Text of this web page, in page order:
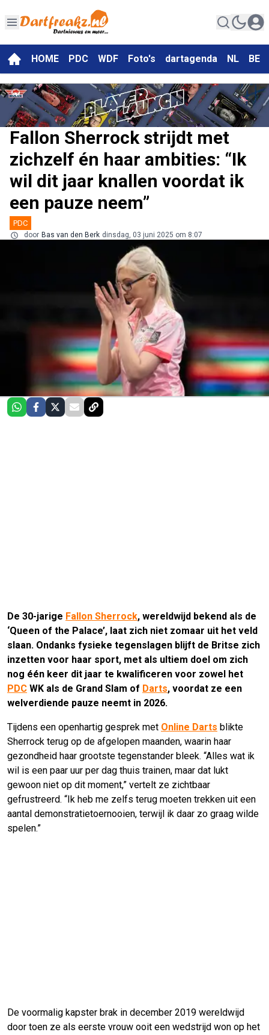
HOME PDC WDF Foto's dartagenda NL BE
Fallon Sherrock strijdt met
zichzelf én haar ambities: “Ik
wil dit jaar knallen voordat ik
een pauze neem”
PDC
door Bas van den Berk dinsdag, 03 juni 2025 om 8:07
De 30-jarige Fallon Sherrock, wereldwijd bekend als de
‘Queen of the Palace’, laat zich niet zomaar uit het veld
slaan. Ondanks fysieke tegenslagen blijft de Britse zich
inzetten voor haar sport, met als ultiem doel om zich
nog één keer dit jaar te kwalificeren voor zowel het
PDC WK als de Grand Slam of Darts, voordat ze een
welverdiende pauze neemt in 2026.
Tijdens een openhartig gesprek met Online Darts blikte
Sherrock terug op de afgelopen maanden, waarin haar
gezondheid haar grootste tegenstander bleek. “Alles wat ik
wil is een paar uur per dag thuis trainen, maar dat lukt
gewoon niet op dit moment,” vertelt ze zichtbaar
gefrustreerd. “Ik heb me zelfs terug moeten trekken uit een
aantal demonstratietoernooien, terwijl ik daar zo graag wilde
spelen.”
De voormalig kapster brak in december 2019 wereldwijd
door toen ze als eerste vrouw ooit een wedstrijd won op het